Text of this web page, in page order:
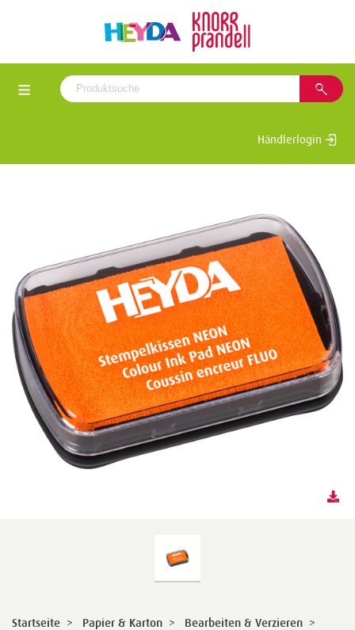
Händlerlogin
Startseite > Papier & Karton > Bearbeiten & Verzieren >